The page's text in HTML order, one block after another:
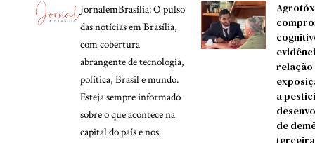
JornalemBrasília: O pulso
das notícias em Brasília,
com cobertura
abrangente de tecnologia,
política, Brasil e mundo.
Esteja sempre informado
sobre o que acontece na
capital do país e nos
a
de